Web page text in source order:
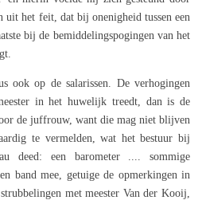
uit het feit, dat bij onenigheid tussen een
bij de bemiddelingspogingen van het
ook op de salarissen. De verhogingen
in het huwelijk treedt, dan is de
de juffrouw, want die mag niet blijven
te vermelden, wat het bestuur bij
deed: een barometer .... sommige
band mee, getuige de opmerkingen in
met meester Van der Kooij,